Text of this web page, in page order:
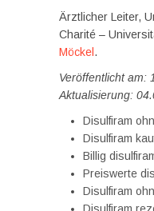
Ärztlicher Leiter,
Charité –
Möckel .
Veröffentlicht am:
Aktualisierung:
Disulfiram
Disulfiram
Billig
Preiswerte
Disulfiram